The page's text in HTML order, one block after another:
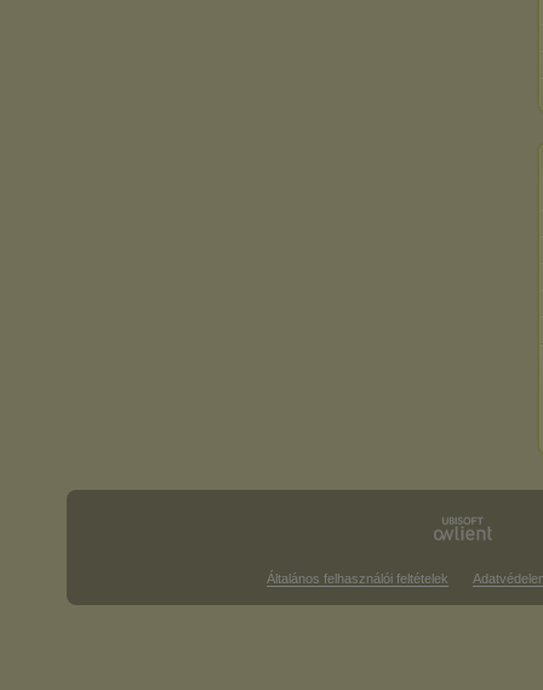
Általános felhasználói feltételek